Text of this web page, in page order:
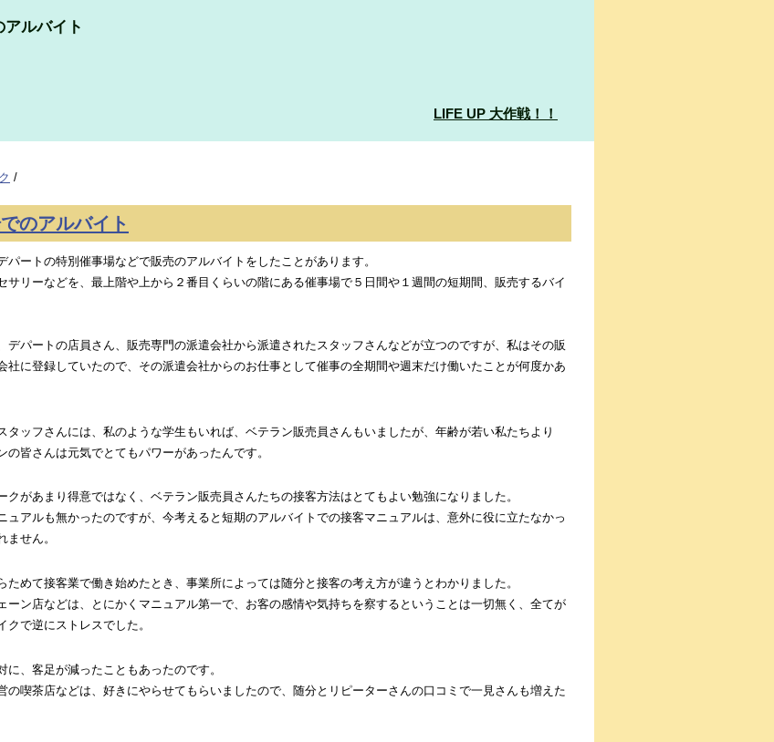
ルバイト
LIFE UP 大作戦！！
/
のアルバイト
パートの特別催事場などで販売のアルバイトをしたことがあります。
サリーなどを、最上階や上から２番目くらいの階にある催事場で５日間や１週間の短期間、販売するバイ
デパートの店員さん、販売専門の派遣会社から派遣されたスタッフさんなどが立つのですが、私はその販
社に登録していたので、その派遣会社からのお仕事として催事の全期間や週末だけ働いたことが何度かあ
タッフさんには、私のような学生もいれば、ベテラン販売員さんもいましたが、年齢が若い私たちより
の皆さんは元気でとてもパワーがあったんです。
クがあまり得意ではなく、ベテラン販売員さんたちの接客方法はとてもよい勉強になりました。
ュアルも無かったのですが、今考えると短期のアルバイトでの接客マニュアルは、意外に役に立たなかっ
ません。
ためて接客業で働き始めたとき、事業所によっては随分と接客の考え方が違うとわかりました。
ーン店などは、とにかくマニュアル第一で、お客の感情や気持ちを察するということは一切無く、全てが
クで逆にストレスでした。
に、客足が減ったこともあったのです。
の喫茶店などは、好きにやらせてもらいましたので、随分とリピーターさんの口コミで一見さんも増えた